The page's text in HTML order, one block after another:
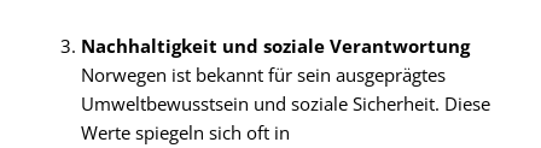
Nachhaltigkeit und soziale Verantwortung
Norwegen ist bekannt für sein ausgeprägtes
Umweltbewusstsein und soziale Sicherheit. Diese
Werte spiegeln sich oft in